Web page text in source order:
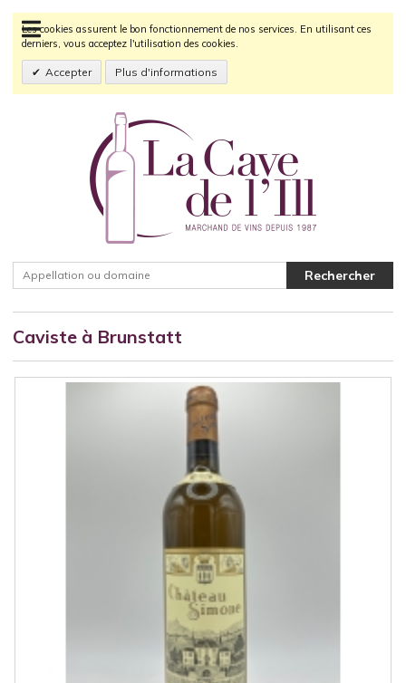
Les cookies assurent le bon fonctionnement de nos services. En utilisant ces
derniers, vous acceptez l'utilisation des cookies.
Accepter Plus d'informations
Caviste à Brunstatt